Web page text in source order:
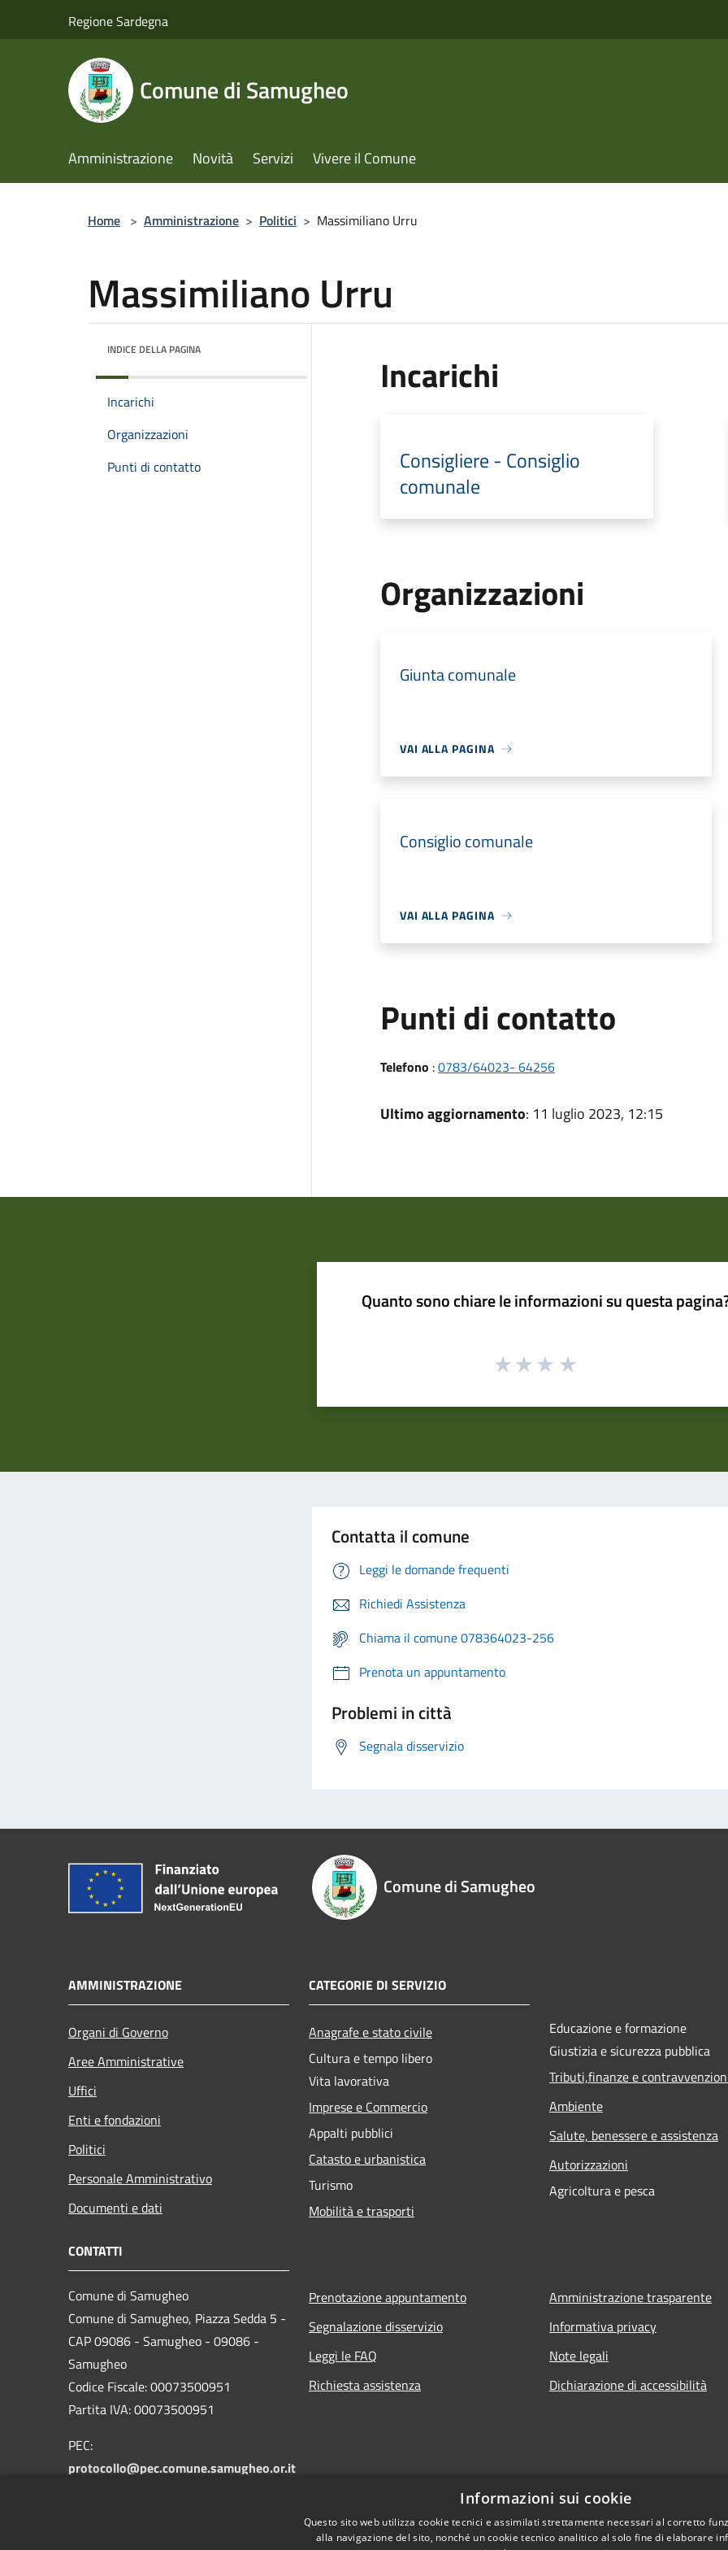
Regione Sardegna
Comune di Samugheo
Amministrazione Novità Servizi Vivere il Comune
Home > Amministrazione > Politici > Massimiliano Urru
Massimiliano Urru
INDICE DELLA PAGINA
Incarichi
Organizzazioni
Punti di contatto
Incarichi
Consigliere - Consiglio
comunale
Organizzazioni
Giunta comunale
VAI ALLA PAGINA
Consiglio comunale
VAI ALLA PAGINA
Punti di contatto
Telefono :0783/64023- 64256
Ultimo aggiornamento: 11 luglio 2023, 12:15
Quanto sono chiare le informazioni su questa
Contatta il comune
Leggi le domande frequenti
Richiedi Assistenza
Chiama il comune 078364023-256
Prenota un appuntamento
Problemi in città
Segnala disservizio
Comune di Samugheo
AMMINISTRAZIONE
Organi di Governo
Aree Amministrative
Uffici
Enti e fondazioni
Politici
Personale Amministrativo
Documenti e dati
CATEGORIE DI SERVIZIO
Anagrafe e stato civile
Cultura e tempo libero
Vita lavorativa
Imprese e Commercio
Appalti pubblici
Catasto e urbanistica
Turismo
Mobilità e trasporti
Educazione e formazione
Giustizia e sicurezza pubblica
Tributi,finanze e
Ambiente
Salute, benessere e assistenza
Autorizzazioni
Agricoltura e pesca
CONTATTI
Comune di Samugheo
Comune di Samugheo, Piazza Sedda 5 -
CAP 09086 - Samugheo - 09086 -
Samugheo
Codice Fiscale: 00073500951
Partita IVA: 00073500951
PEC:
protocollo@pec.comune.samugheo.or.it
Prenotazione appuntamento
Segnalazione disservizio
Leggi le FAQ
Richiesta assistenza
Amministrazione trasparente
Informativa privacy
Note legali
Dichiarazione di accessibilità
Informazioni sui cookie
Questo sito web utilizza cookie tecnici e assimilati strettamente necessari al corretto
alla navigazione del sito, nonché un cookie tecnico analitico al solo fine di elaborare